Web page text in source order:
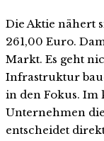
Die Aktie nähert
261,00 Euro.
Markt. Es geht
Infrastruktur
in den Fokus. Im
Unternehmen
entscheidet